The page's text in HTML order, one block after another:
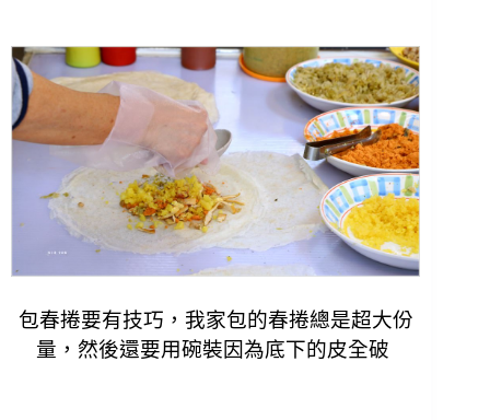
包春捲要有技巧，我家包的春捲總是超大份
量， 然後還要用碗裝因為底下的皮全破